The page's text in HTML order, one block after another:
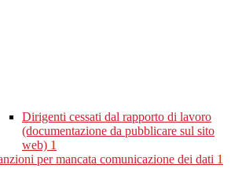
Dirigenti cessati dal rapporto di lavoro
(documentazione da pubblicare sul sito
web) 1
per mancata comunicazione dei dati 1